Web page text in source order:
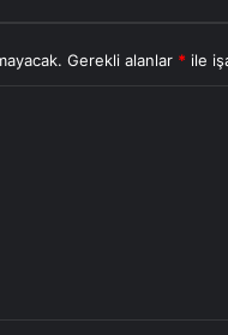
Gerekli alanlar * ile